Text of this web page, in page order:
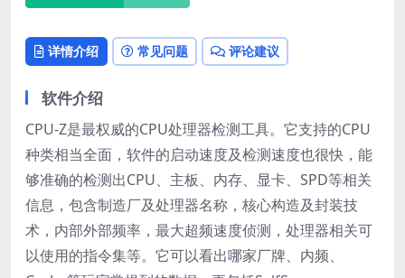
详情介绍 常见问题 评论建议
软件介绍
CPU-Z是最权威的CPU处理器检测工具。它支持的CPU
种类相当全面，软件的启动速度及检测速度也很快，能
够准确的检测出CPU、主板、内存、显卡、SPD等相关
信息，包含制造厂及处理器名称，核心构造及封装技
术，内部外部频率，最大超频速度侦测，处理器相关可
以使用的指令集等。它可以看出哪家厂牌、内频、